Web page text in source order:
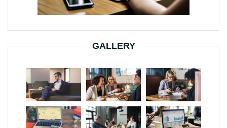
GALLERY